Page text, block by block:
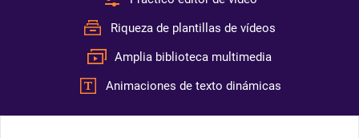
Riqueza de plantillas de vídeos
Amplia biblioteca multimedia
Animaciones de texto dinámicas